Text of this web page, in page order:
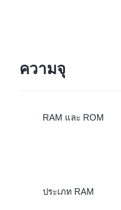
ความจุ
RAM และ ROM
ประเภท RAM